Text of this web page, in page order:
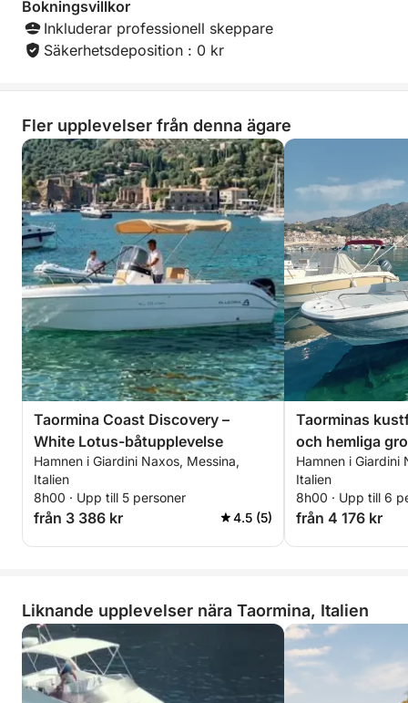
Bokningsvillkor
Inkluderar professionell skeppare
Säkerhetsdeposition : 0 kr
Fler upplevelser från denna ägare
Taormina Coast Discovery –
White Lotus-båtupplevelse
Hamnen i Giardini Naxos, Messina,
Italien
8h00 · Upp till 5 personer
från 3 386 kr 4.5 (5)
Taorminas
och hemliga
Hamnen i Giardini
Italien
8h00 · Upp till 6
från 4 176 kr
Liknande upplevelser nära Taormina, Italien